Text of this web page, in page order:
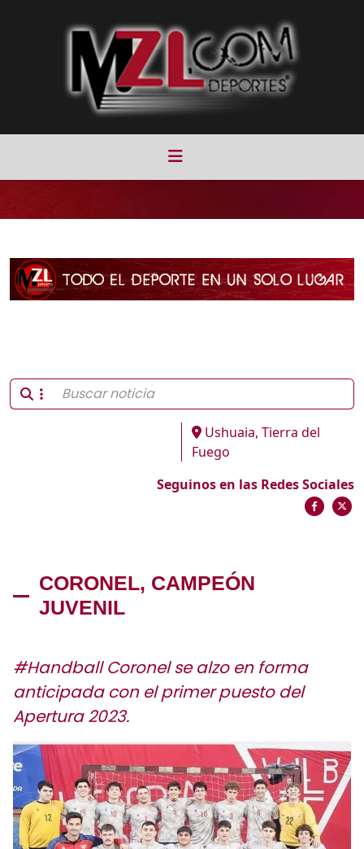
Ushuaia, Tierra del
Fuego
Seguinos en las Redes Sociales
CORONEL, CAMPEÓN
JUVENIL
#Handball Coronel se alzo en forma
anticipada con el primer puesto del
Apertura 2023.